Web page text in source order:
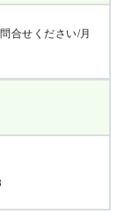
合せください/月